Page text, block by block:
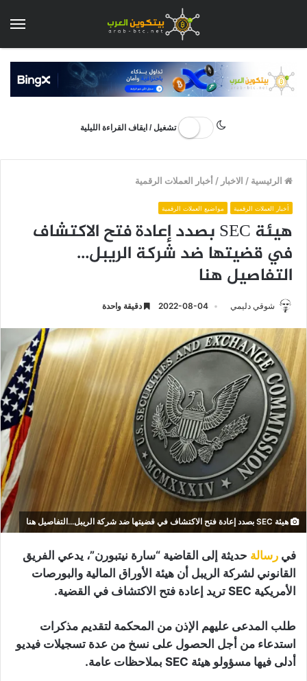
تشغيل / ايقاف القراءة الليلية
الرئيسية / الاخبار /أخبار العملات الرقمية
أخبار العملات الرقمية مواضيع العملات الرقمية
هيئة SEC بصدد إعادة فتح الاكتشاف
في قضيتها ضد شركة الريبل…
التفاصيل هنا
شوقي دليمي 2022-08-04 دقيقة واحدة
هيئة SEC بصدد إعادة فتح الاكتشاف في قضيتها ضد شركة الريبل...التفاصيل هنا
في رسالة حديثة إلى القاضية “سارة نيتبورن”، يدعي الفريق
القانوني لشركة الريبل أن هيئة الأوراق المالية والبورصات
الأمريكية SEC تريد إعادة فتح الاكتشاف في القضية.
طلب المدعى عليهم الإذن من المحكمة لتقديم مذكرات
استدعاء من أجل الحصول على نسخ من عدة تسجيلات فيديو
أدلى فيها مسؤولو هيئة SEC بملاحظات عامة.